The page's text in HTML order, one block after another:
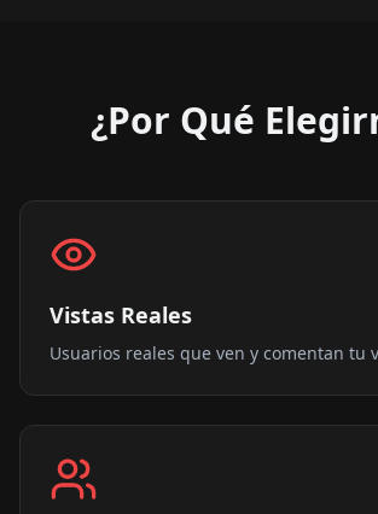
¿Por Qué
Vistas Reales
Usuarios reales que ven y comentan tu